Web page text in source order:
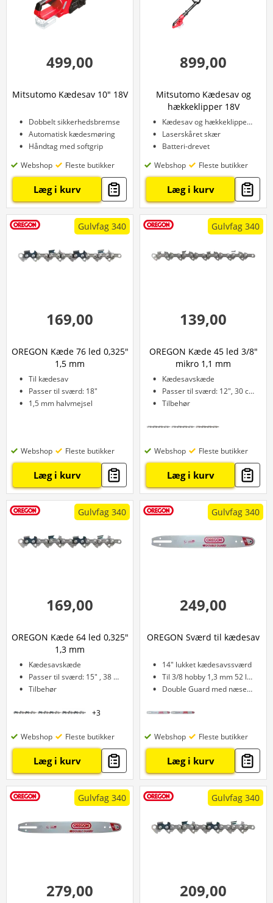
499,00
Mitsutomo Kædesav 10" 18V
Dobbelt sikkerhedsbremse
Automatisk kædesmøring
Håndtag med softgrip
Webshop
Fleste butikker
Læg i kurv
899,00
Mitsutomo Kædesav og
hækkeklipper 18V
Kædesav og hækkeklipper i én
Laserskåret skær
Batteri-drevet
Webshop
Fleste butikker
Læg i kurv
Gulvfag 340
169,00
OREGON Kæde 76 led 0,325"
1,5 mm
Til kædesav
Passer til sværd: 18"
1,5 mm halvmejsel
Webshop Fleste butikker
Læg i kurv
Gulvfag 340
139,00
OREGON Kæde 45 led 3/8"
mikro 1,1 mm
Kædesavskæde
Passer til sværd: 12", 30 cm
Tilbehør
Webshop Fleste butikker
Læg i kurv
Gulvfag 340
169,00
OREGON Kæde 64 led 0,325"
1,3 mm
Kædesavskæde
Passer til sværd: 15" , 38 cm
Tilbehør
+3
Webshop Fleste butikker
Læg i kurv
Gulvfag 340
249,00
OREGON Sværd til kædesav
14" lukket kædesavssværd
Til 3/8 hobby 1,3 mm 52 led
Double Guard med næsehjul
Webshop Fleste butikker
Læg i kurv
Gulvfag 340
279,00
Gulvfag 340
209,00